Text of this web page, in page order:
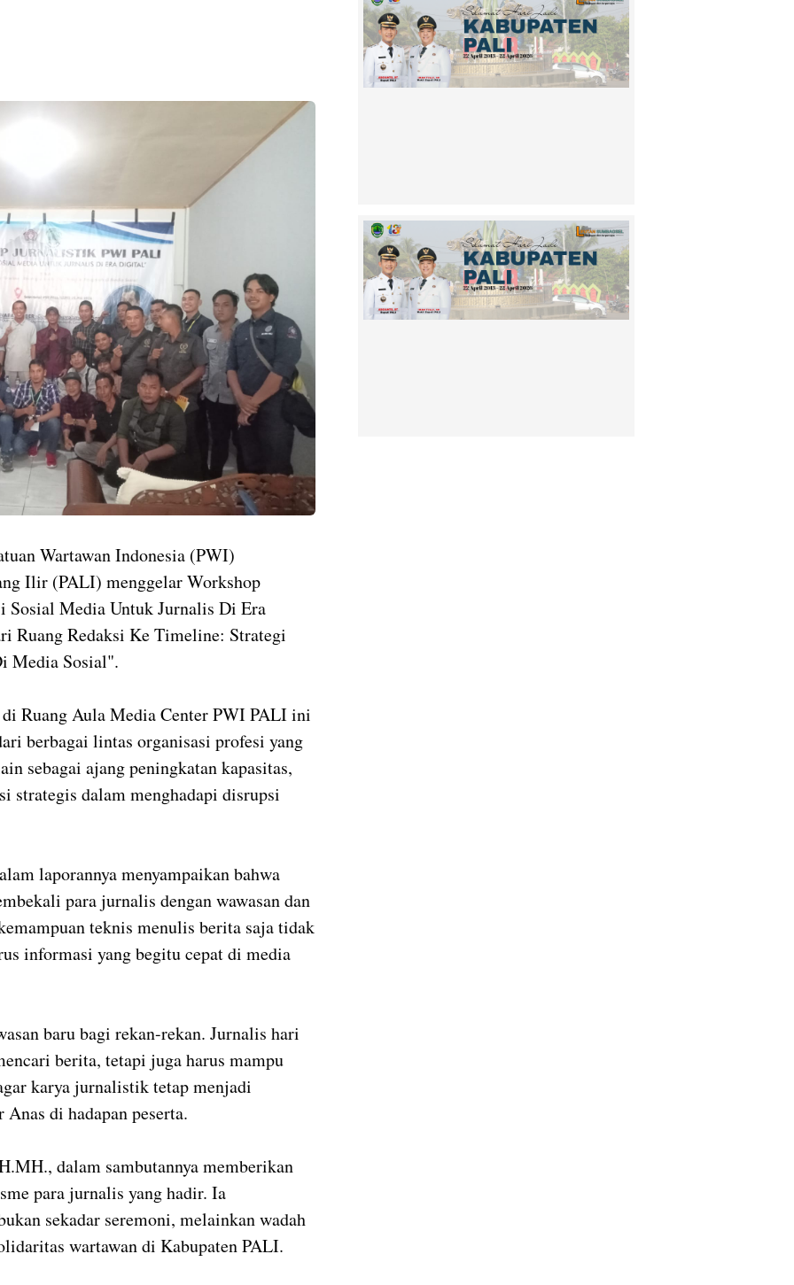
Wartawan Indonesia (PWI)
Ilir (PALI) menggelar Workshop
Media Untuk Jurnalis Di Era
Ruang Redaksi Ke Timeline: Strategi
Media Sosial".
Ruang Aula Media Center PWI PALI ini
berbagai lintas organisasi profesi yang
sebagai ajang peningkatan kapasitas,
strategis dalam menghadapi disrupsi
laporannya menyampaikan bahwa
para jurnalis dengan wawasan dan
teknis menulis berita saja tidak
informasi yang begitu cepat di media
baru bagi rekan-rekan. Jurnalis hari
berita, tetapi juga harus mampu
karya jurnalistik tetap menjadi
di hadapan peserta.
dalam sambutannya memberikan
para jurnalis yang hadir. Ia
sekadar seremoni, melainkan wadah
wartawan di Kabupaten PALI.